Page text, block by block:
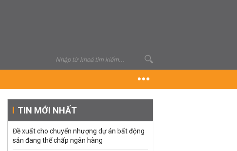
TIN MỚI NHẤT
Đề xuất cho chuyển nhượng dự án bất động
sản đang thế chấp ngân hàng